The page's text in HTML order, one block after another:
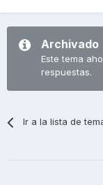
Archivado
Este tema
respuestas.
Ir a la lista de